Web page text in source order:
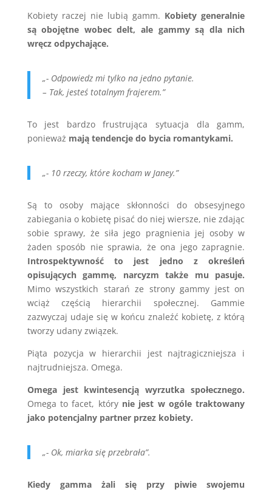
Kobiety raczej nie lubią gamm. Kobiety generalnie
są obojętne wobec delt, ale gammy są dla nich
wręcz odpychające.
„- Odpowiedz mi tylko na jedno pytanie.
– Tak, jesteś totalnym frajerem.”
To jest bardzo frustrująca sytuacja dla gamm,
ponieważ mają tendencje do bycia romantykami.
„- 10 rzeczy, które kocham w Janey.”
Są to osoby mające skłonności do obsesyjnego
zabiegania o kobietę pisać do niej wiersze, nie zdając
sobie sprawy, że siła jego pragnienia jej osoby w
żaden sposób nie sprawia, że ona jego zapragnie.
Introspektywność to jest jedno z określeń
opisujących gammę, narcyzm także mu pasuje.
Mimo wszystkich starań ze strony gammy jest on
wciąż częścią hierarchii społecznej. Gammie
zazwyczaj udaje się w końcu znaleźć kobietę, z którą
tworzy udany związek.
Piąta pozycja w hierarchii jest najtragiczniejsza i
najtrudniejsza. Omega.
Omega jest kwintesencją wyrzutka społecznego.
Omega to facet, który nie jest w ogóle traktowany
jako potencjalny partner przez kobiety.
„- Ok, miarka się przebrała”.
Kiedy gamma żali się przy piwie swojemu